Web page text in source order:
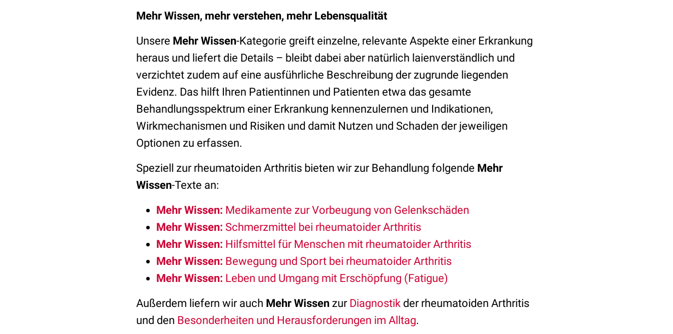
Mehr Wissen, mehr verstehen, mehr Lebensqualität
Unsere Mehr Wissen-Kategorie greift einzelne, relevante Aspekte einer Erkrankung
heraus und liefert die Details – bleibt dabei aber natürlich laienverständlich und
verzichtet zudem auf eine ausführliche Beschreibung der zugrunde liegenden
Evidenz. Das hilft Ihren Patientinnen und Patienten etwa das gesamte
Behandlungsspektrum einer Erkrankung kennenzulernen und Indikationen,
Wirkmechanismen und Risiken und damit Nutzen und Schaden der jeweiligen
Optionen zu erfassen.
Speziell zur rheumatoiden Arthritis bieten wir zur Behandlung folgende Mehr
Wissen-Texte an:
Mehr Wissen: Medikamente zur Vorbeugung von Gelenkschäden
Mehr Wissen: Schmerzmittel bei rheumatoider Arthritis
Mehr Wissen: Hilfsmittel für Menschen mit rheumatoider Arthritis
Mehr Wissen: Bewegung und Sport bei rheumatoider Arthritis
Mehr Wissen: Leben und Umgang mit Erschöpfung (Fatigue)
Außerdem liefern wir auch Mehr Wissen zur Diagnostik der rheumatoiden Arthritis
und den Besonderheiten und Herausforderungen im Alltag.